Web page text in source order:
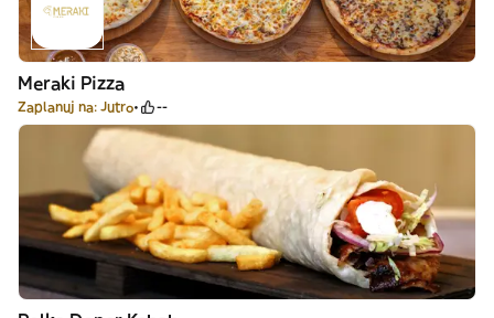
Meraki Pizza
Zaplanuj na: Jutro --